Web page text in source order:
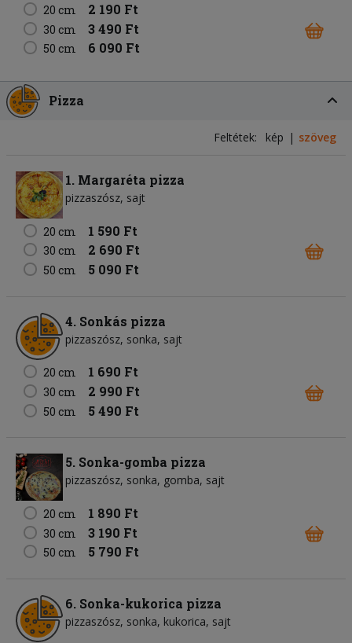
20 cm 2 190 Ft
30 cm 3 490 Ft
50 cm 6 090 Ft
Pizza
Feltétek: kép szöveg
1. Margaréta pizza
pizzaszósz sajt
20 cm 1 590 Ft
30 cm 2 690 Ft
50 cm 5 090 Ft
4. Sonkás pizza
pizzaszósz sonka sajt
20 cm 1 690 Ft
30 cm 2 990 Ft
50 cm 5 490 Ft
5. Sonka-gomba pizza
pizzaszósz sonka gomba sajt
20 cm 1 890 Ft
30 cm 3 190 Ft
50 cm 5 790 Ft
6. Sonka-kukorica pizza
pizzaszósz sonka kukorica sajt